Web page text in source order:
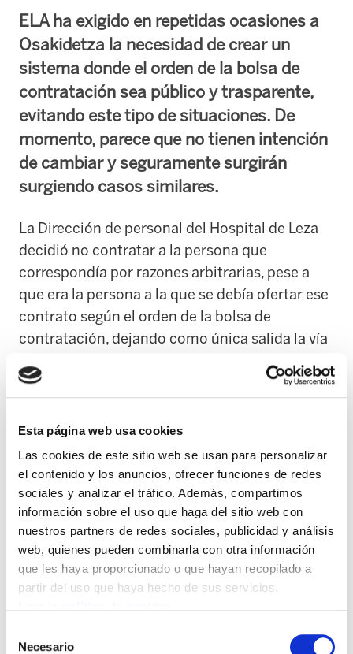
Esta página web usa cookies
Las cookies de este sitio web se usan para personalizar
el contenido y los anuncios, ofrecer funciones de redes
sociales y analizar el tráfico. Además, compartimos
información sobre el uso que haga del sitio web con
nuestros partners de redes sociales, publicidad y análisis
web, quienes pueden combinarla con otra información
que les haya proporcionado o que hayan recopilado a
partir del uso que haya hecho de sus servicios.
Necesario
ELA ha exigido en repetidas ocasiones a
Osakidetza la necesidad de crear un
sistema donde el orden de la bolsa de
contratación sea público y trasparente,
evitando este tipo de situaciones. De
momento, parece que no tienen intención
de cambiar y seguramente surgirán
surgiendo casos similares.
La Dirección de personal del Hospital de Leza
decidió no contratar a la persona que
correspondía por razones arbitrarias, pese a
que era la persona a la que se debía ofertar ese
contrato según el orden de la bolsa de
contratación, dejando como única salida la vía
jurídica para reclamar lo que ellos mismos
tienen decretado.
ELA ha exigido en repetidas ocasiones a
donde el orden de la bolsa de contratación sea
público y trasparente, evitando este tipo de
situaciones. De momento, parece que no
tienen intención de cambiar y seguramente
surgirán surgiendo casos similares.
ELA quiere hacer público que nuestros
por este tipo de “cacicadas y chulerías” de las